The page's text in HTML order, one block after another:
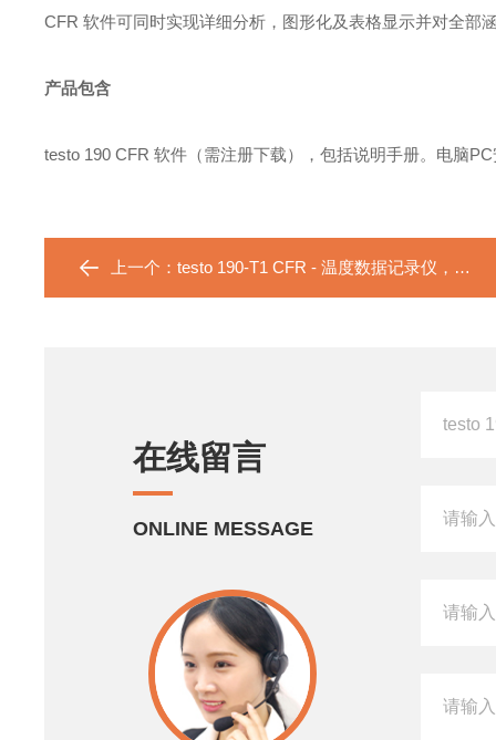
CFR 软件可同时实现详细分析，图形化及表格显示并对全部
产品包含
testo 190 CFR 软件（需注册下载），包括说明手册。电脑PC
上一个： testo 190-T1 CFR - 温度数据记录仪，带刚性短探头
在线留言
ONLINE MESSAGE